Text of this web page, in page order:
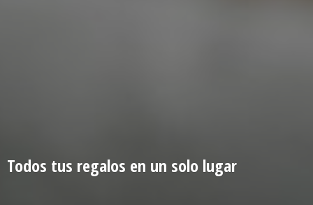
Todos tus regalos en un solo lugar